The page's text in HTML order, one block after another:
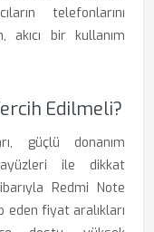
telefonlarını
akıcı bir kullanım
Edilmeli?
güçlü donanım
ile dikkat
Redmi Note
eden fiyat aralıkları